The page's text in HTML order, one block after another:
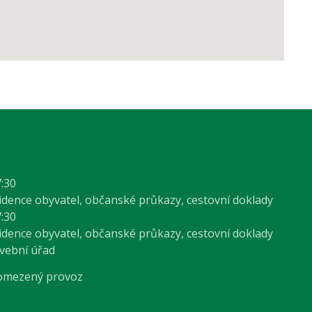
obyvatel, občanské průkazy, cestovní doklady
obyvatel, občanské průkazy, cestovní doklady
úřad
provoz